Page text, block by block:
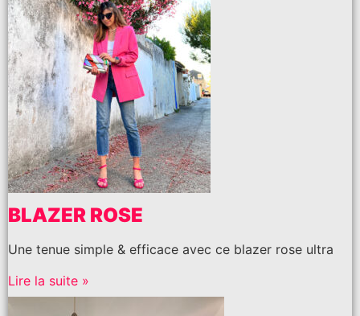
BLAZER ROSE
Une tenue simple & efficace avec ce blazer rose ultra
Lire la suite »